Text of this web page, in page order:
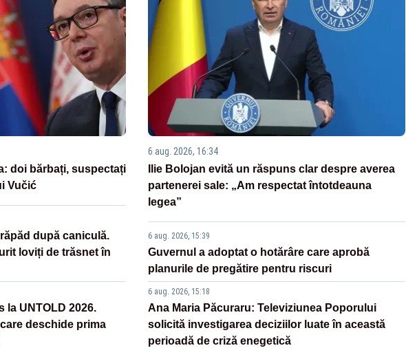
doi bărbați, suspectați
Vučić
după caniculă.
loviți de trăsnet în
la UNTOLD 2026.
deschide prima
6 aug. 2026, 16:34
Ilie Bolojan evită un răspuns clar despre averea
partenerei sale: „Am respectat întotdeauna
legea”
6 aug. 2026, 15:39
Guvernul a adoptat o hotărâre care aprobă
planurile de pregătire pentru riscuri
6 aug. 2026, 15:18
Ana Maria Păcuraru: Televiziunea Poporului
solicită investigarea deciziilor luate în această
perioadă de criză enegetică